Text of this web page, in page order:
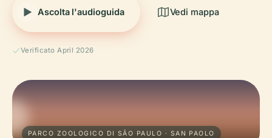
Ascolta l'audioguida Vedi mappa
Verificato April 2026
PARCO ZOOLOGICO DI SÃO PAULO · SAN PAOLO